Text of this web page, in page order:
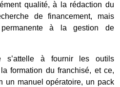
qualité, à la rédaction du
de financement, mais
à la gestion de
s’attelle à fournir les outils
formation du franchisé, et ce,
un manuel opératoire, un pack